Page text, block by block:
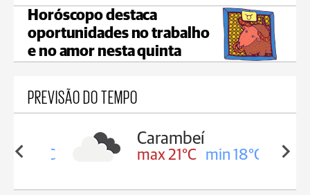
Horóscopo destaca
oportunidades no trabalho
e no amor nesta quinta
PREVISÃO DO TEMPO
19°C
Carambeí
max 21°C min 18°C